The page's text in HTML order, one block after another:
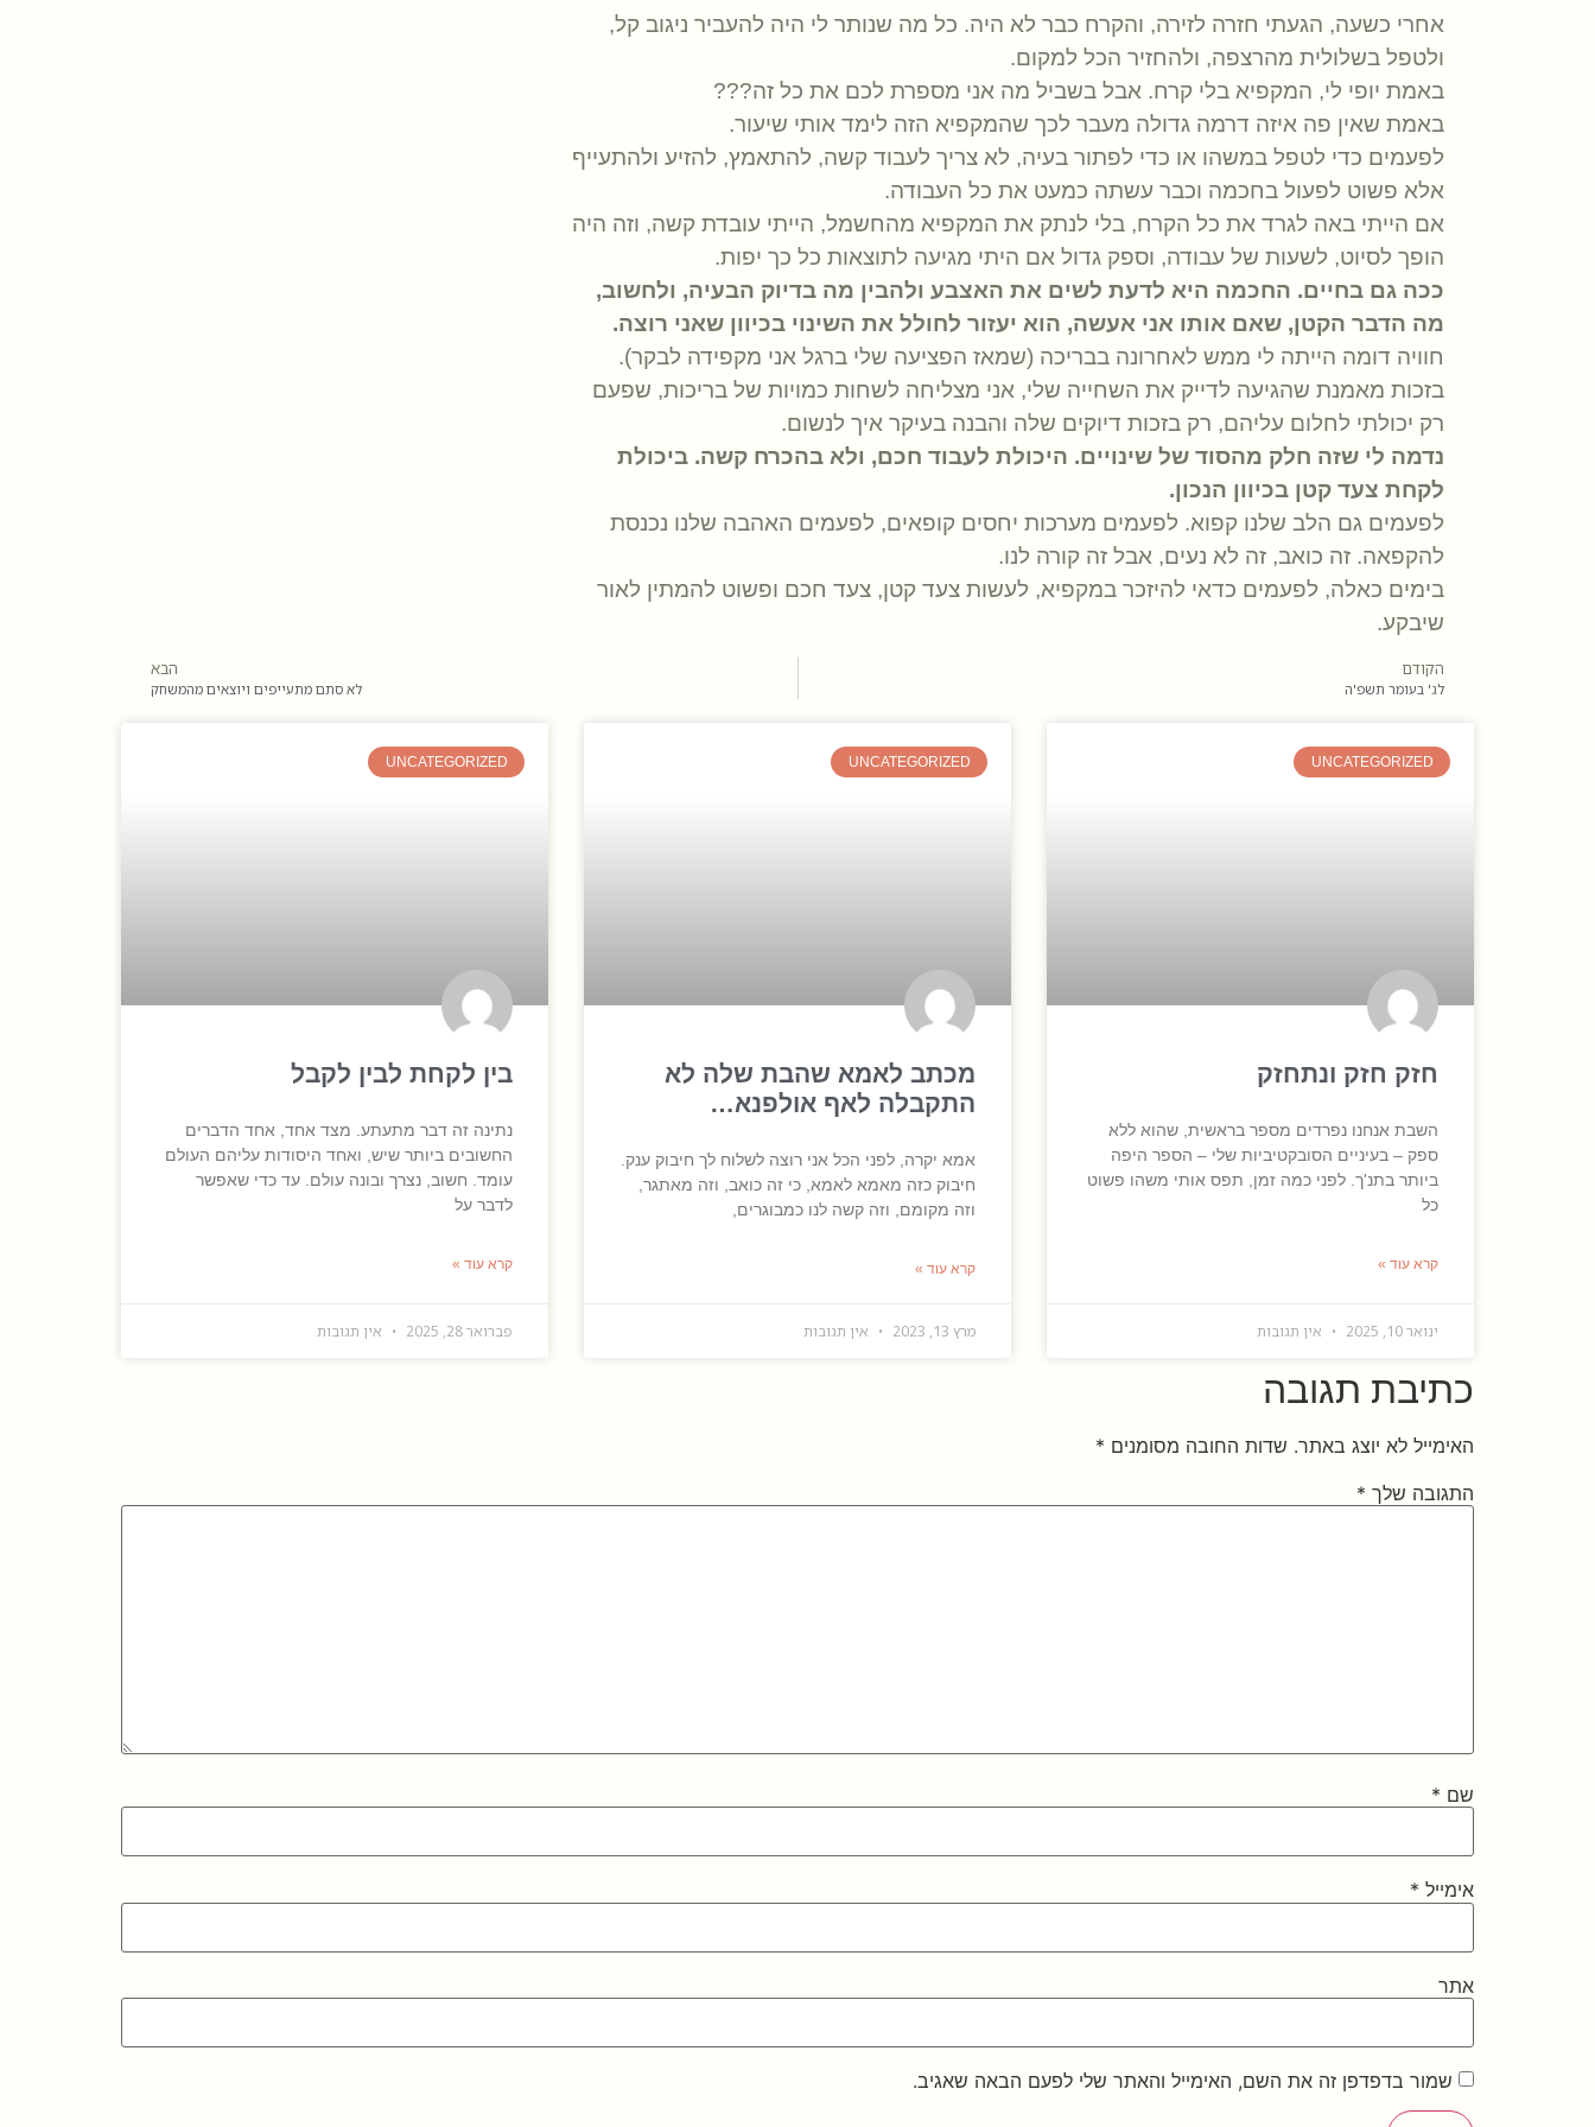
אחרי כשעה, הגעתי חזרה לזירה, והקרח כבר לא היה. כל מה שנותר לי היה להעביר ניגוב קל,
ולטפל בשלולית מהרצפה, ולהחזיר הכל למקום.
באמת יופי לי, המקפיא בלי קרח. אבל בשביל מה אני מספרת לכם את כל זה???
באמת שאין פה איזה דרמה גדולה מעבר לכך שהמקפיא הזה לימד אותי שיעור.
לפעמים כדי לטפל במשהו או כדי לפתור בעיה, לא צריך לעבוד קשה, להתאמץ, להזיע ולהתעייף
אלא פשוט לפעול בחכמה וכבר עשתה כמעט את כל העבודה.
אם הייתי באה לגרד את כל הקרח, בלי לנתק את המקפיא מהחשמל, הייתי עובדת קשה, וזה היה
הופך לסיוט, לשעות של עבודה, וספק גדול אם היתי מגיעה לתוצאות כל כך יפות.
ככה גם בחיים. החכמה היא לדעת לשים את האצבע ולהבין מה בדיוק הבעיה, ולחשוב,
מה הדבר הקטן, שאם אותו אני אעשה, הוא יעזור לחולל את השינוי בכיוון שאני רוצה.
חוויה דומה הייתה לי ממש לאחרונה בבריכה (שמאז הפציעה שלי ברגל אני מקפידה לבקר).
בזכות מאמנת שהגיעה לדייק את השחייה שלי, אני מצליחה לשחות כמויות של בריכות, שפעם
רק יכולתי לחלום עליהם, רק בזכות דיוקים שלה והבנה בעיקר איך לנשום.
נדמה לי שזה חלק מהסוד של שינויים. היכולת לעבוד חכם, ולא בהכרח קשה. ביכולת
לקחת צעד קטן בכיוון הנכון.
לפעמים גם הלב שלנו קפוא. לפעמים מערכות יחסים קופאים, לפעמים האהבה שלנו נכנסת
להקפאה. זה כואב, זה לא נעים, אבל זה קורה לנו.
בימים כאלה, לפעמים כדאי להיזכר במקפיא, לעשות צעד קטן, צעד חכם ופשוט להמתין לאור
שיבקע.
הקודם
לג' בעומר תשפ'ה
הבא
לא סתם מתעייפים ויוצאים מהמשחק
UNCATEGORIZED
חזק חזק ונתחזק
השבת אנחנו נפרדים מספר בראשית, שהוא ללא
ספק – בעיניים הסובקטיביות שלי – הספר היפה
ביותר בתנ'ך. לפני כמה זמן, תפס אותי משהו פשוט
כל
קרא עוד »
ינואר 10, 2025 אין תגובות
UNCATEGORIZED
מכתב לאמא שהבת שלה לא
התקבלה לאף אולפנא…
אמא יקרה, לפני הכל אני רוצה לשלוח לך חיבוק ענק.
חיבוק כזה מאמא לאמא, כי זה כואב, וזה מאתגר,
וזה מקומם, וזה קשה לנו כמבוגרים,
קרא עוד »
מרץ 13, 2023 אין תגובות
UNCATEGORIZED
בין לקחת לבין לקבל
נתינה זה דבר מתעתע. מצד אחד, אחד הדברים
החשובים ביותר שיש, ואחד היסודות עליהם העולם
עומד. חשוב, נצרך ובונה עולם. עד כדי שאפשר
לדבר על
קרא עוד »
פברואר 28, 2025 אין תגובות
כתיבת תגובה
האימייל לא יוצג באתר. שדות החובה מסומנים *
התגובה שלך *
שם *
אימייל *
אתר
שמור בדפדפן זה את השם, האימייל והאתר שלי לפעם הבאה שאגיב.